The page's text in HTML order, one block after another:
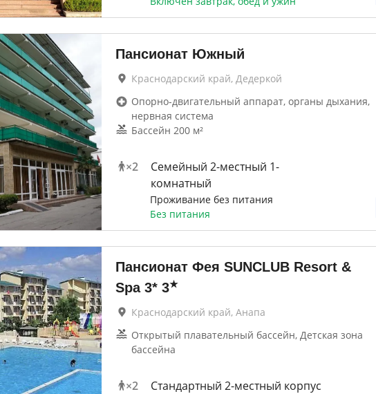
Пансионат Южный
Краснодарский край, Дедеркой
Опорно-двигательный аппарат, органы дыхания,
нервная система
Бассейн 200 м²
×2
Семейный 2-местный 1-
комнатный
Проживание без питания
Без питания
Пансионат Фея SUNCLUB Resort &
Spa 3* 3★
Краснодарский край, Анапа
Открытый плавательный бассейн, Детская зона
бассейна
×2
Стандартный 2-местный корпус